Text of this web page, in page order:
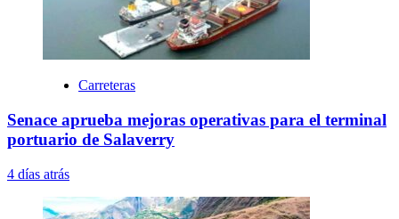
Carreteras
Senace aprueba mejoras operativas para el terminal
portuario de Salaverry
4 días atrás